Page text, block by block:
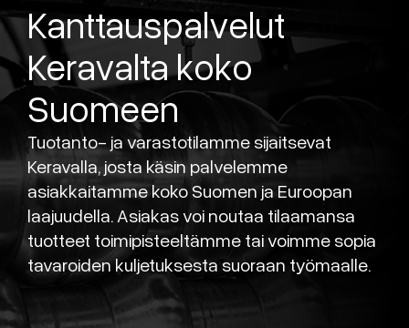
Kanttauspalvelut
Keravalta koko
Suomeen
Tuotanto- ja varastotilamme sijaitsevat
Keravalla, josta käsin palvelemme
asiakkaitamme koko Suomen ja Euroopan
laajuudella. Asiakas voi noutaa tilaamansa
tuotteet toimipisteeltämme tai voimme sopia
tavaroiden kuljetuksesta suoraan työmaalle.